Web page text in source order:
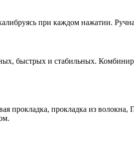
при каждом нажатии.
быстрых и стабильных.
прокладка, прокладка из